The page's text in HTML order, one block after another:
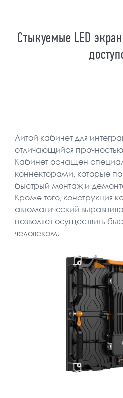
Стыкуемые LED
Литой кабинет для
отличающийся
Кабинет оснащен
коннекторами, которые
быстрый монтаж и
Кроме того, конструкция
автоматический
позволяет осуществить
человеком.